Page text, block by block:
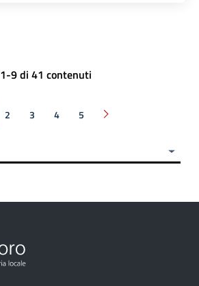
1-9 di 41 contenuti
2 3 4 5 Pagina successiva